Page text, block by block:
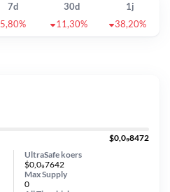
7d 30d
1j
5,80% 11,30% 38,20%
$0,0₉8472
UltraSafe koers
$0,0₉7642
Max Supply
0